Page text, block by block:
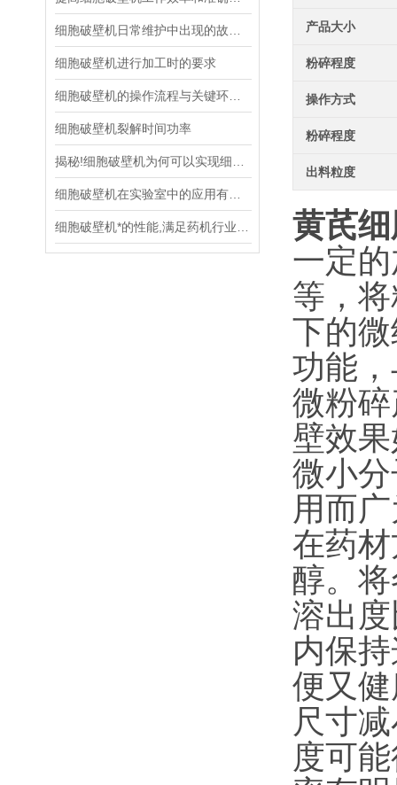
细胞破壁机进行加工时的要求
细胞破壁机裂解时间功率
产品大小
粉碎程度
操作方式
粉碎程度
出料粒度
黄芪
一定
等，
下的
功能
微粉
壁效
微小
用而
在药
醇。
溶出
内保
便又
尺寸
度可